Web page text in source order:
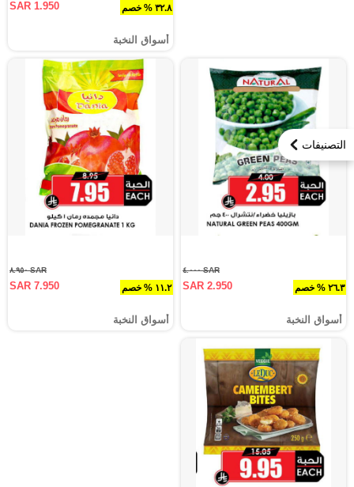
التصنيفات
٣٢.٨ % خصم SAR 1.950
أسواق النخبة
٢٦.٣ % خصم
SAR ٤.٠٠٠
SAR 2.950
أسواق النخبة
١١.٢ % خصم
SAR ٨.٩٥٠
SAR 7.950
أسواق النخبة